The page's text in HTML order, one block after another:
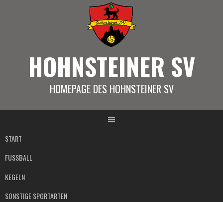
HOHNSTEINER SV
HOMEPAGE DES HOHNSTEINER SV
START
FUSSBALL
KEGELN
SONSTIGE SPORTARTEN